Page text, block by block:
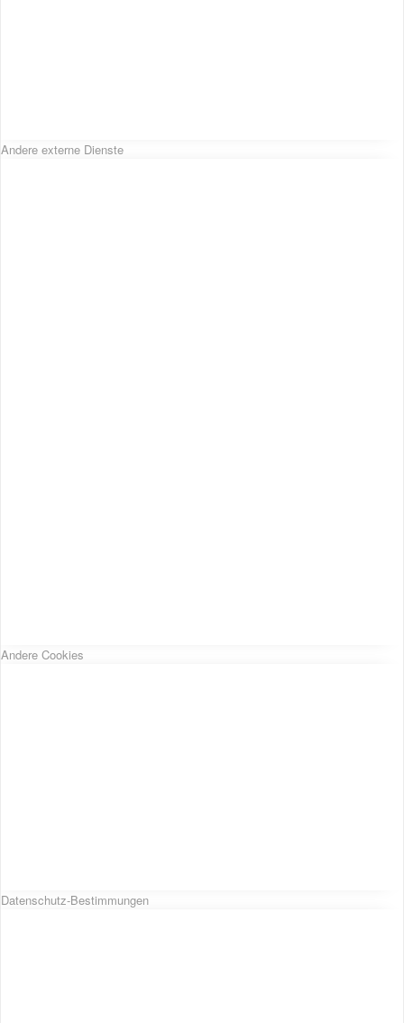
Andere externe Dienste
Andere Cookies
Datenschutz-Bestimmungen